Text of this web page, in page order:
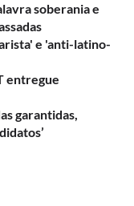
soberania e
e 'anti-latino-
entregue
garantidas,